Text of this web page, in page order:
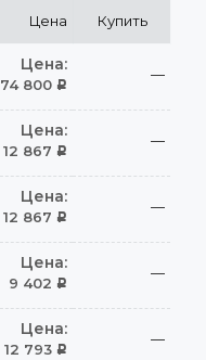
Цена Купить
Цена:
74 800 Р
—
Цена:
12 867 Р
—
Цена:
12 867 Р
—
Цена:
9 402 Р
—
Цена:
12 793 Р
—